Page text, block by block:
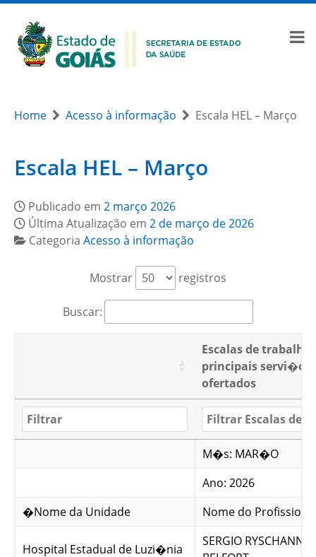
Home Acesso à informação Escala HEL – Março
Escala HEL – Março
Publicado em 2 março 2026
Última Atualização em 2 de março de 2026
Categoria Acesso à informação
Mostrar registros
Buscar:
Escalas de trabalho
principais servi�os
ofertados
M�s: MAR�O
Ano: 2026
�Nome da Unidade
Nome do
Hospital Estadual de Luzi�nia
SERGIO RYSCHANNK